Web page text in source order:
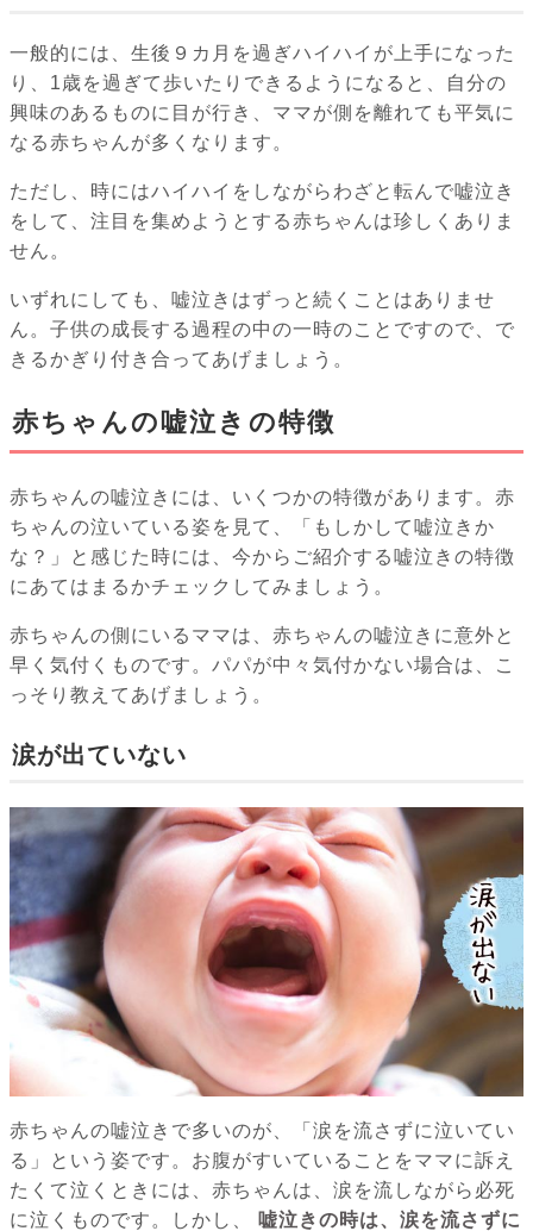
一般的には、生後９カ月を過ぎハイハイが上手になった
り、1歳を過ぎて歩いたりできるようになると、自分の
興味のあるものに目が行き、ママが側を離れても平気に
なる赤ちゃんが多くなります。
ただし、時にはハイハイをしながらわざと転んで嘘泣き
をして、注目を集めようとする赤ちゃんは珍しくありま
せん。
いずれにしても、嘘泣きはずっと続くことはありませ
ん。子供の成長する過程の中の一時のことですので、で
きるかぎり付き合ってあげましょう。
赤ちゃんの嘘泣きの特徴
赤ちゃんの嘘泣きには、いくつかの特徴があります。赤
ちゃんの泣いている姿を見て、「もしかして嘘泣きか
な？」と感じた時には、今からご紹介する嘘泣きの特徴
にあてはまるかチェックしてみましょう。
赤ちゃんの側にいるママは、赤ちゃんの嘘泣きに意外と
早く気付くものです。パパが中々気付かない場合は、こ
っそり教えてあげましょう。
涙が出ていない
赤ちゃんの嘘泣きで多いのが、「涙を流さずに泣いてい
る」という姿です。お腹がすいていることをママに訴え
たくて泣くときには、赤ちゃんは、涙を流しながら必死
に泣くものです。しかし、
嘘泣きの時は、涙を流さずに